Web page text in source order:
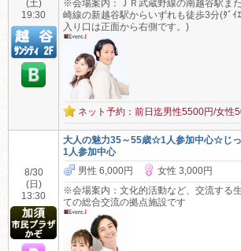
(土)
19:30
※会場案内：ＪＲ武蔵野線の南越谷駅ま
崎線の新越谷駅からいずれも徒歩3分(ﾀﾞｲｴ
入り口は正面から右側です。)
ネット予約：前日迄男性5500円/女性
8/30
(日)
13:30
大人の魅力35～55歳☆1人参加中心☆じ
1人参加中心
男性 6,000円
女性 3,000円
※会場案内：文化的活動など、交流する
ての総合交流の拠点施設です